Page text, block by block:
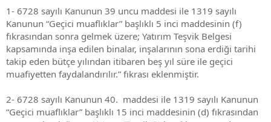
1- 6728 sayılı Kanunun 39 uncu maddesi ile 1319 sayılı
Kanunun “Geçici muaflıklar” başlıklı 5 inci maddesinin (f)
fıkrasından sonra gelmek üzere; Yatırım Teşvik Belgesi
kapsamında inşa edilen binalar, inşalarının sona erdiği tarihi
takip eden bütçe yılından itibaren beş yıl süre ile geçici
muafiyetten faydalandırılır.” fıkrası eklenmiştir.
2- 6728 sayılı Kanunun 40. maddesi ile 1319 sayılı Kanunun
“Geçici muaflıklar” başlıklı 15 inci maddesinin (d) fıkrasından